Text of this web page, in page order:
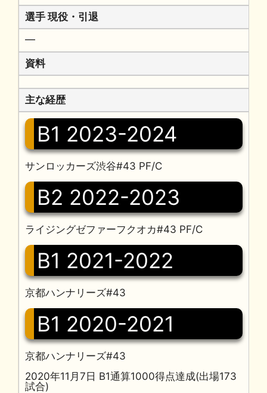
選手 現役・引退
━
資料
主な経歴
B1 2023-2024
サンロッカーズ渋谷#43 PF/C
B2 2022-2023
ライジングゼファーフクオカ#43 PF/C
B1 2021-2022
京都ハンナリーズ#43
B1 2020-2021
京都ハンナリーズ#43
2020年11月7日 B1通算1000得点達成(出場173
試合)